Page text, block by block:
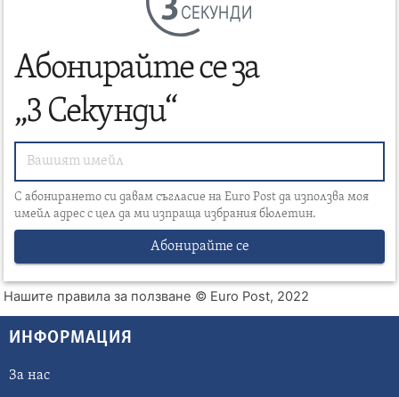
СЕКУНДИ
Абонирайте се за
„3 Секунди“
С абонирането си давам съгласие на Euro Post да използва моя
имейл адрес с цел да ми изпраща избрания бюлетин.
Абонирайте се
Нашите правила за ползване © Euro Post, 2022
ИНФОРМАЦИЯ
За нас